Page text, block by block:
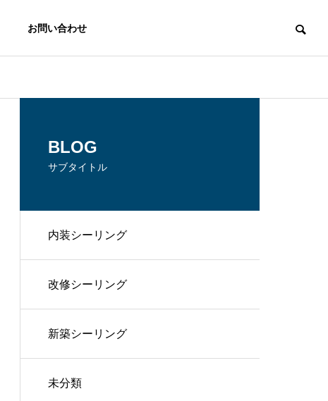
お問い合わせ
BLOG
サブタイトル
内装シーリング
改修シーリング
新築シーリング
未分類